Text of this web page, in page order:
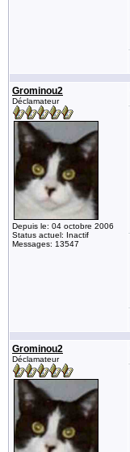
Grominou2
Déclamateur
Depuis le: 04 octobre 2006
Status actuel: Inactif
Messages: 13547
Grominou2
Déclamateur